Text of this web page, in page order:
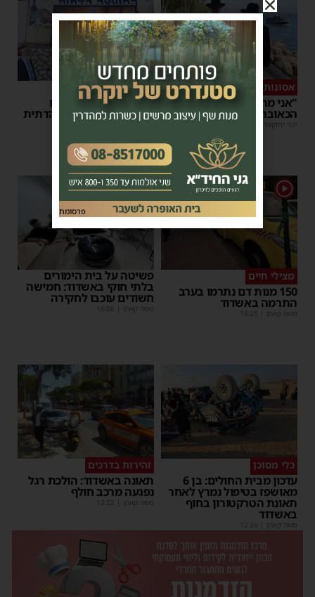
אסונות בין הזמנים
"אני מתחנן": קריאתו
הכאובה של רב העיר אשדוד
יוסי יחזקאלי
מאירים את השבת
בכל רחבי העיר: המיזם
המדליק של המועצה הדתית
באשדוד
1
מצילי חיים
150 מנות דם נתרמו בערב
התרמה באשדוד
משה קאהן 18:25
פשיטה על בית הימורים
בלתי חוקי באשדוד: חמישה
חשודים עוכבו לחקירה
משה קאהן
כלי מסוכן
עדכון מבית החולים: בן 6
מאושפז בטיפול נמרץ לאחר
תאונת הטרקטורון בחוף
באשדוד
משה קאהן 12:26
זהירות בדרכים
תאונה באשדוד: הולכת רגל
נפגעה מרכב חולף
משה קאהן
פרסומת